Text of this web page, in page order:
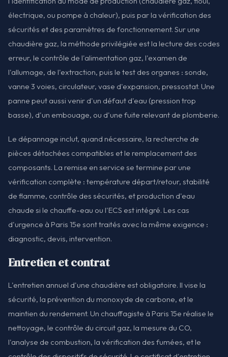
électrique, ou pompe à chaleur), puis par la vérification des
sécurités et des paramètres de fonctionnement. Sur une
chaudière gaz, la méthode privilégiée est la lecture des codes
erreur, le contrôle de l'alimentation gaz, l'examen de
l'allumage, de l'extraction, puis le test des organes : sonde,
vanne 3 voies, circulateur, vase d'expansion, pressostat. Une
panne peut aussi venir d'un défaut d'eau (pression trop
basse), d'un embouage, ou d'une fuite relevant de plomberie.
Le dépannage inclut, quand nécessaire, la recherche de
pièces détachées compatibles et le remplacement des
composants. La remise en service se termine par une
vérification complète : température départ/retour, stabilité
de flamme, contrôle des sécurités, et production d'eau
chaude si le chauffe-eau ou l'ECS est intégré. Les cas
d'urgence à Paris 15e sont traités avec la même exigence :
diagnostic, devis, intervention.
Entretien et contrat
L'entretien annuel d'une chaudière est obligatoire. Il vise la
sécurité, la prévention du monoxyde de carbone, et le
maintien du rendement. Un chauffagiste à Paris 15e réalise le
nettoyage, le contrôle du circuit gaz, la mesure du CO,
l'analyse de combustion, la vérification des fumées, et le